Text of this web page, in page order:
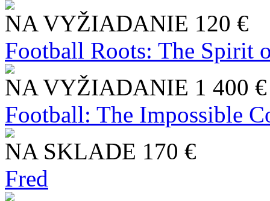
NA VYŽIADANIE 120 €
Football Roots: The Spirit
NA VYŽIADANIE 1 400 €
Football: The Impossible
NA SKLADE 170 €
Fred